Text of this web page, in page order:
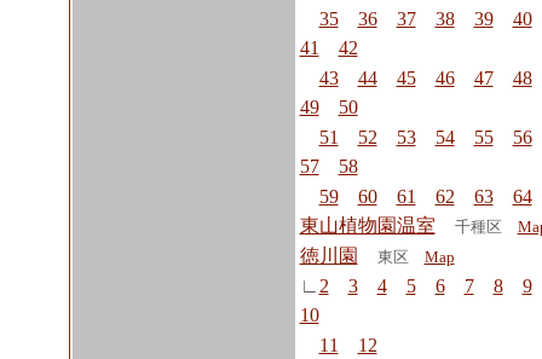
35
36 37 38 39
40
41
42
43
44 45 46 47
48
49
50
51
52 53 54 55
56
57
58
59
60 61 62 63
64
東山植物園温室
千種区
徳川園 東区 Map
∟ 2 3 4 5 6 7 8
9
10
11
12